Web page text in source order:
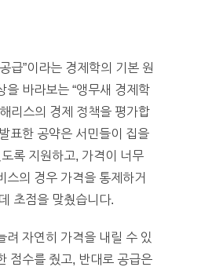
급”이라는 경제학의 기본 원
을 바라보는 “앵무새 경제학
리스의 경제 정책을 평가합
표한 공약은 서민들이 집을
록 지원하고, 가격이 너무
스의 경우 가격을 통제하거
초점을 맞췄습니다.
려 자연히 가격을 내릴 수 있
점수를 줬고, 반대로 공급은